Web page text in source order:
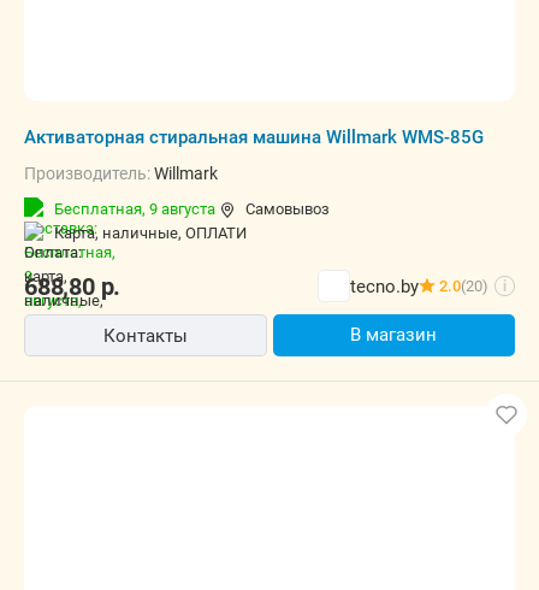
Активаторная стиральная машина Willmark WMS-85G
Производитель:Willmark
Бесплатная, 9 августа
Самовывоз
карта, наличные, ОПЛАТИ
688,80р. tecno.by 2.0(20) i
Контакты В магазин